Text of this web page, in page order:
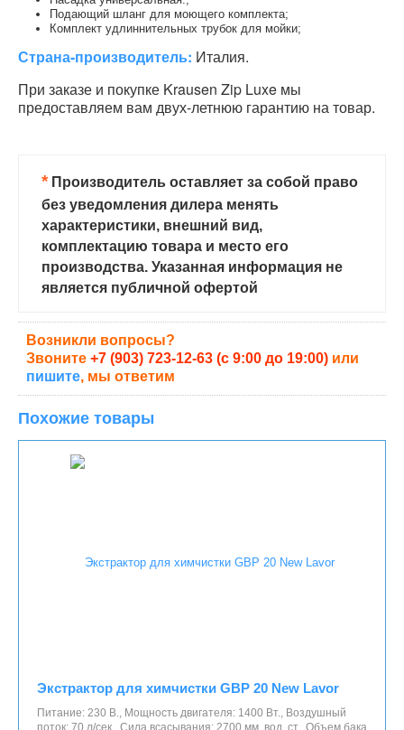
Подающий шланг для моющего комплекта;
Комплект удлиннительных трубок для мойки;
Страна-производитель: Италия.
При заказе и покупке Krausen Zip Luxe мы
предоставляем вам двух-летнюю гарантию на товар.
*Производитель оставляет за собой право
без уведомления дилера менять
характеристики, внешний вид,
комплектацию товара и место его
производства. Указанная информация не
является публичной офертой
Возникли вопросы?
Звоните +7 (903) 723-12-63 (с 9:00 до 19:00) или
пишите, мы ответим
Похожие товары
Экстрактор для химчистки GBP 20 New Lavor
Питание: 230 В., Мощность двигателя: 1400 Вт., Воздушный
поток: 70 л/сек., Сила всасывания: 2700 мм. вод. ст., Объем бака